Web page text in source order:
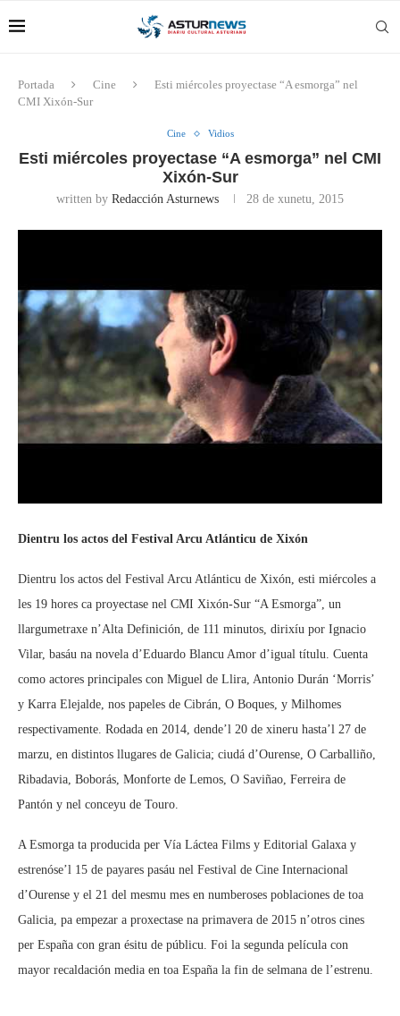
Portada Cine
Esti miércoles proyectase “A esmorga” nel
CMI Xixón-Sur
Cine Vidios
Esti miércoles proyectase “A esmorga” nel CMI
Xixón-Sur
written by Redacción Asturnews 28 de xunetu, 2015
Dientru los actos del Festival Arcu Atlánticu de Xixón
Dientru los actos del Festival Arcu Atlánticu de Xixón, esti miércoles a
les 19 hores ca proyectase nel CMI Xixón-Sur “A Esmorga”, un
llargumetraxe n’Alta Definición, de 111 minutos, dirixíu por Ignacio
Vilar, basáu na novela d’Eduardo Blancu Amor d’igual títulu. Cuenta
como actores principales con Miguel de Llira, Antonio Durán ‘Morris’
y Karra Elejalde, nos papeles de Cibrán, O Boques, y Milhomes
respectivamente. Rodada en 2014, dende’l 20 de xineru hasta’l 27 de
marzu, en distintos llugares de Galicia; ciudá d’Ourense, O Carballiño,
Ribadavia, Boborás, Monforte de Lemos, O Saviñao, Ferreira de
Pantón y nel conceyu de Touro.
A Esmorga ta producida per Vía Láctea Films y Editorial Galaxa y
estrenóse’l 15 de payares pasáu nel Festival de Cine Internacional
d’Ourense y el 21 del mesmu mes en numberoses poblaciones de toa
Galicia, pa empezar a proxectase na primavera de 2015 n’otros cines
per España con gran ésitu de públicu. Foi la segunda película con
mayor recaldación media en toa España la fin de selmana de l’estrenu.